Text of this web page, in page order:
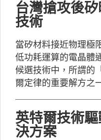
台灣搶攻後
技術
當矽材料接近物理極
低功耗運算的電晶體
候選技術中，所謂的
爾定律的重要解方之
英特爾技術
決方案